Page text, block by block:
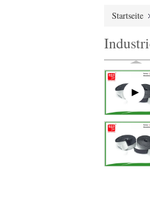
Startseite